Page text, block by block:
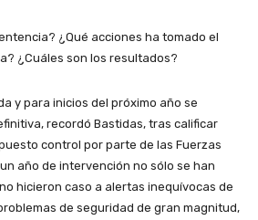
¿Qué acciones ha tomado el
¿Cuáles son los resultados?
y para inicios del próximo año se
recordó Bastidas, tras calificar
control por parte de las Fuerzas
año de intervención no sólo se han
hicieron caso a alertas inequívocas de
de seguridad de gran magnitud,